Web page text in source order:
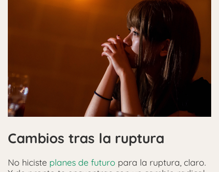
Cambios tras la ruptura
No hiciste planes de futuro para la ruptura, claro.